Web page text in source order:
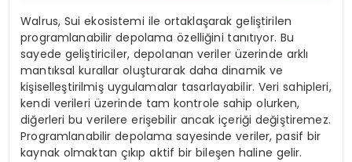
Walrus, Sui ekosistemi ile ortaklaşarak geliştirilen
programlanabilir depolama özelliğini tanıtıyor. Bu
sayede geliştiriciler, depolanan veriler üzerinde arklı
mantıksal kurallar oluşturarak daha dinamik ve
kişiselleştirilmiş uygulamalar tasarlayabilir. Veri sahipleri,
kendi verileri üzerinde tam kontrole sahip olurken,
diğerleri bu verilere erişebilir ancak içeriği değiştiremez.
Programlanabilir depolama sayesinde veriler, pasif bir
kaynak olmaktan çıkıp aktif bir bileşen haline gelir.